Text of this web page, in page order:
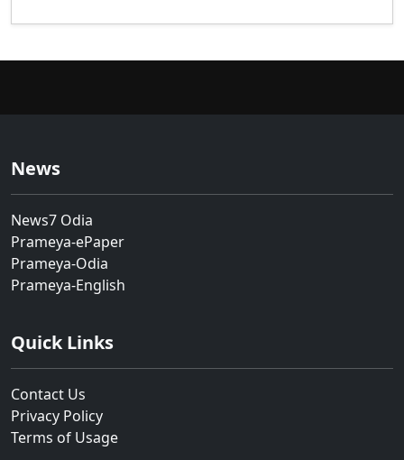
News
News7 Odia
Prameya-ePaper
Prameya-Odia
Prameya-English
Quick Links
Contact Us
Privacy Policy
Terms of Usage